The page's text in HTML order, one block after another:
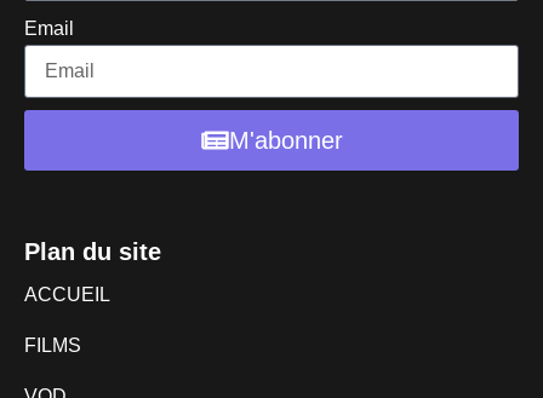
Email
M'abonner
Plan du site
ACCUEIL
FILMS